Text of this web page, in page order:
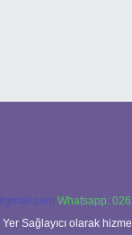
Whatsapp:
Sağlayıcı olarak